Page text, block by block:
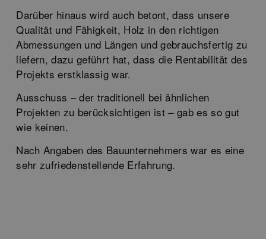
Darüber hinaus wird auch betont, dass unsere
Qualität und Fähigkeit, Holz in den richtigen
Abmessungen und Längen und gebrauchsfertig zu
liefern, dazu geführt hat, dass die Rentabilität des
Projekts erstklassig war.
Ausschuss – der traditionell bei ähnlichen
Projekten zu berücksichtigen ist – gab es so gut
wie keinen.
Nach Angaben des Bauunternehmers war es eine
sehr zufriedenstellende Erfahrung.